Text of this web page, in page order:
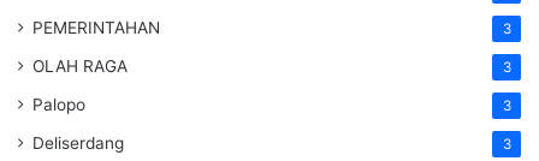
PEMERINTAHAN 3
OLAH RAGA 3
Palopo 3
Deliserdang 3